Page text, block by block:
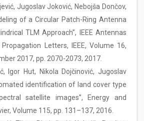
Jugoslav Joković, Nebojša Dončov,
of a Circular Patch-Ring Antenna
TLM Approach”, IEEE Antennas
Letters, IEEE, Volume 16,
2017, pp. 2070-2073, 2017.
Igor Hut, Nikola Dojčinović, Jugoslav
identification of land cover type
satellite images”, Energy and
Volume 115, pp. 131–137, 2016.